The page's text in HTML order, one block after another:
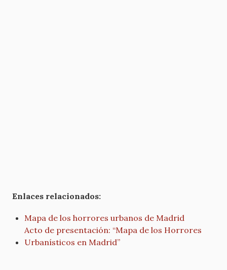
Enlaces relacionados:
Mapa de los horrores urbanos de Madrid
Acto de presentación: “Mapa de los Horrores
Urbanísticos en Madrid”